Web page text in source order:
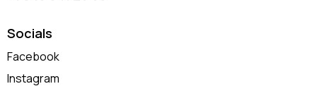
Socials
Facebook
Instagram